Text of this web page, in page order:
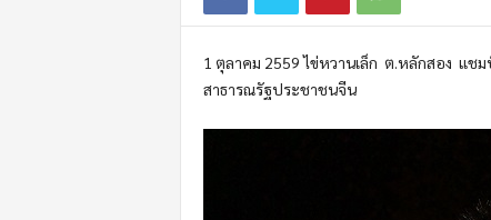
1 ตุลาคม 2559 ไข่หวานเล็ก ต.หลักสอง แชม
สาธารณรัฐประชาชนจีน